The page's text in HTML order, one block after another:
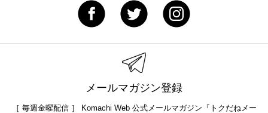
メールマガジン登録
［ 毎週金曜配信 ］ Komachi Web 公式メールマガジン『トクだねメー